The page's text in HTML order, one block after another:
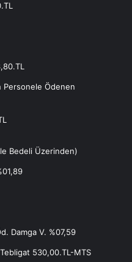
Personele Ödenen
Bedeli Üzerinden)
Damga V. %07,59
530,00.TL-MTS